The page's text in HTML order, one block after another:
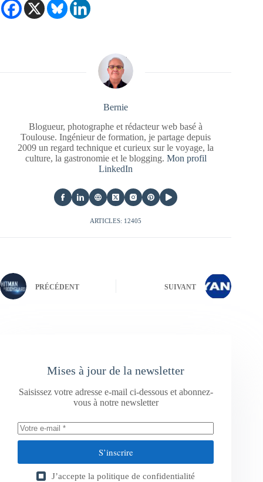
Bernie
Blogueur, photographe et rédacteur web basé à
Toulouse. Ingénieur de formation, je partage depuis
2009 un regard technique et curieux sur le voyage, la
culture, la gastronomie et le blogging. Mon profil
LinkedIn
ARTICLES: 12405
PRÉCÉDENT SUIVANT
Mises à jour de la newsletter
Saisissez votre adresse e-mail ci-dessous et abonnez-
vous à notre newsletter
S’inscrire
J’accepte la politique de confidentialité